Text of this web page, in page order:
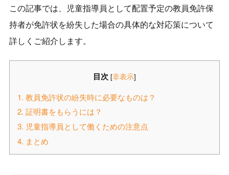
この記事では、児童指導員として配置予定の教員免許保
持者が免許状を紛失した場合の具体的な対応策について
詳しくご紹介します。
目次 [非表示]
1. 教員免許状の紛失時に必要なものは？
2. 証明書をもらうには？
3. 児童指導員として働くための注意点
4. まとめ